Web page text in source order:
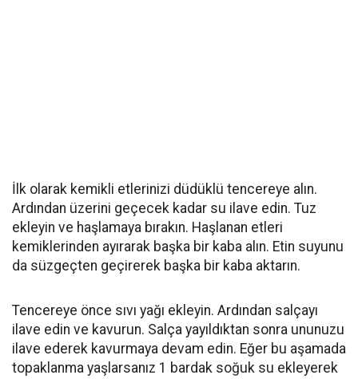
İlk olarak kemikli etlerinizi düdüklü tencereye alın.
Ardından üzerini geçecek kadar su ilave edin. Tuz
ekleyin ve haşlamaya bırakın. Haşlanan etleri
kemiklerinden ayırarak başka bir kaba alın. Etin suyunu
da süzgeçten geçirerek başka bir kaba aktarın.
Tencereye önce sıvı yağı ekleyin. Ardından salçayı
ilave edin ve kavurun. Salça yayıldıktan sonra ununuzu
ilave ederek kavurmaya devam edin. Eğer bu aşamada
topaklanma yaşlarsanız 1 bardak soğuk su ekleyerek